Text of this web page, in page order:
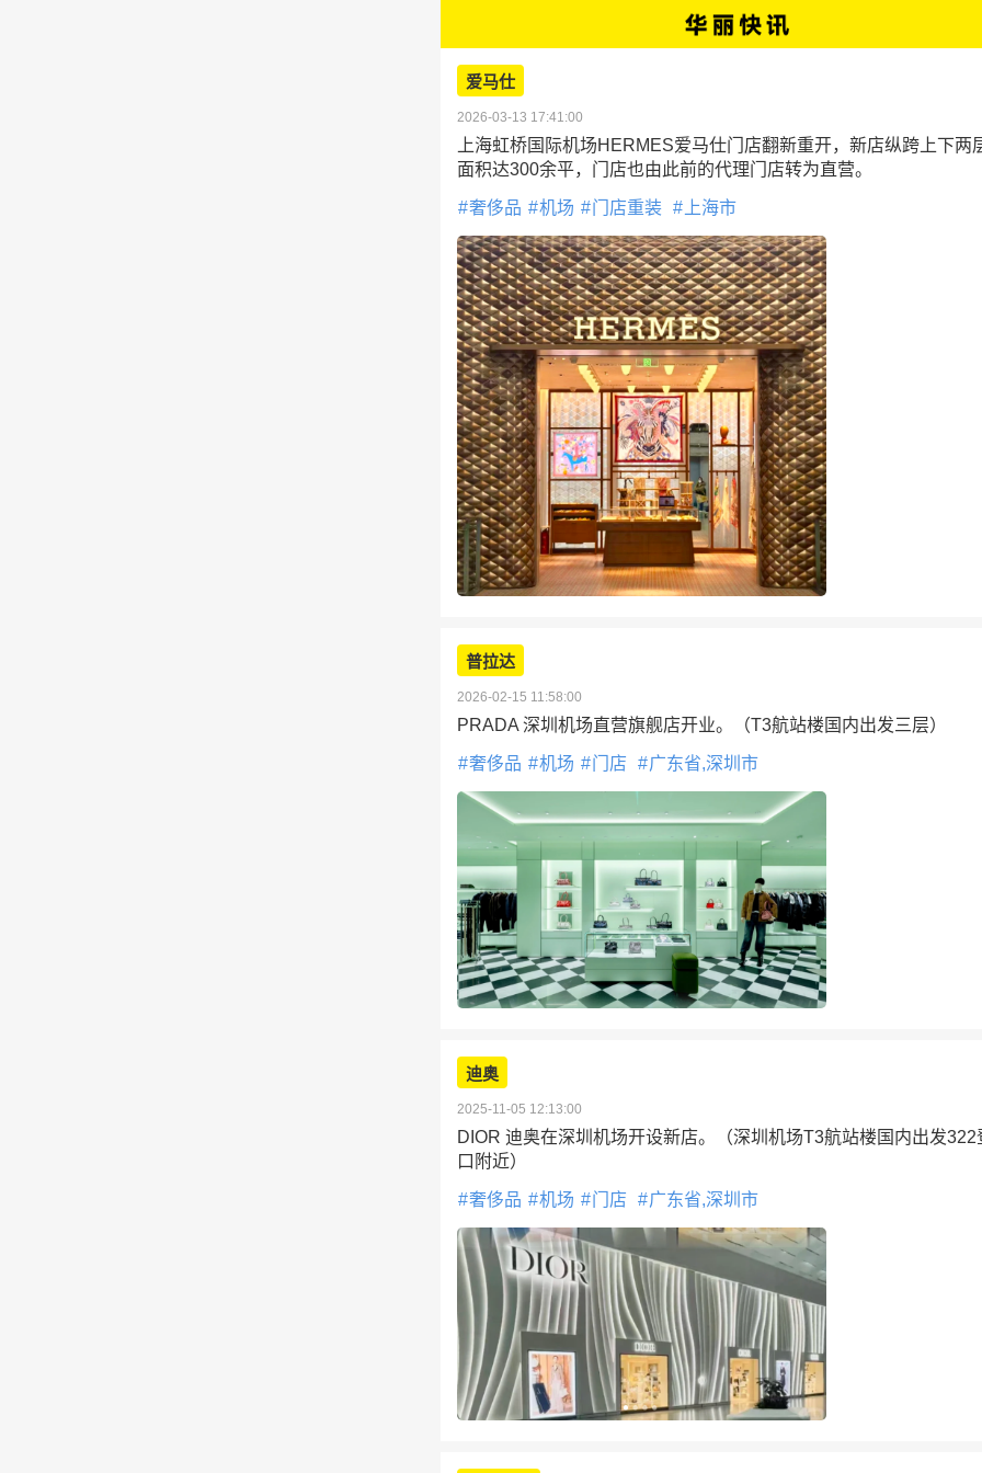
爱马仕
2026-03-13 17:41:00
上海虹桥国际机场HERMES爱马仕门店翻新重开，新店纵跨上下两
面积达300余平，门店也由此前的代理门店转为直营。
奢侈品 机场 门店重装 上海市
普拉达
2026-02-15 11:58:00
PRADA 深圳机场直营旗舰店开业。（T3航站楼国内出发三层）
奢侈品 机场 门店 广东省,深圳市
迪奥
2025-11-05 12:13:00
DIOR 迪奥在深圳机场开设新店。（深圳机场T3航站楼国内出发322
口附近）
奢侈品 机场 门店 广东省,深圳市